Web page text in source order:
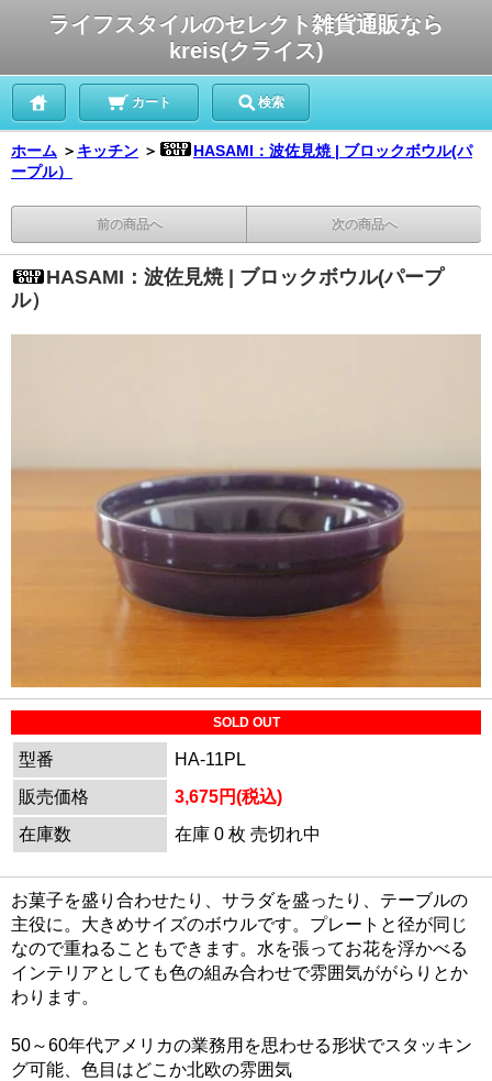
ライフスタイルのセレクト雑貨通販なら
kreis(クライス)
カート 検索
ホーム ＞ キッチン ＞
HASAMI：波佐見焼 | ブロックボウル(パ
ープル）
前の商品へ 次の商品へ
HASAMI：波佐見焼 | ブロックボウル(パープ
ル）
SOLD OUT
型番
HA-11PL
販売価格
3,675円(税込)
在庫数
在庫 0 枚 売切れ中
お菓子を盛り合わせたり、サラダを盛ったり、テーブルの
主役に。大きめサイズのボウルです。プレートと径が同じ
なので重ねることもできます。水を張ってお花を浮かべる
インテリアとしても色の組み合わせで雰囲気ががらりとか
わります。
50～60年代アメリカの業務用を思わせる形状でスタッキン
グ可能、色目はどこか北欧の雰囲気